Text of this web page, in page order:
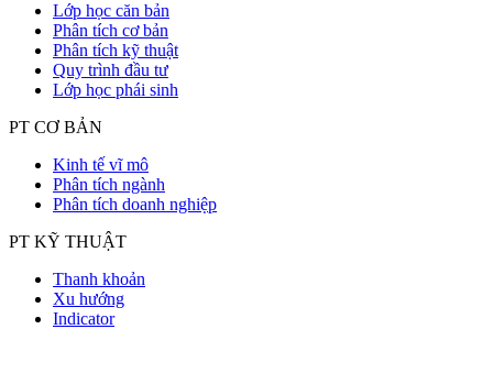
Lớp học căn bản
Phân tích cơ bản
Phân tích kỹ thuật
Quy trình đầu tư
Lớp học phái sinh
PT CƠ BẢN
Kinh tế vĩ mô
Phân tích ngành
Phân tích doanh nghiệp
PT KỸ THUẬT
Thanh khoản
Xu hướng
Indicator